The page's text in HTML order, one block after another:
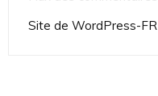
Site de WordPress-FR